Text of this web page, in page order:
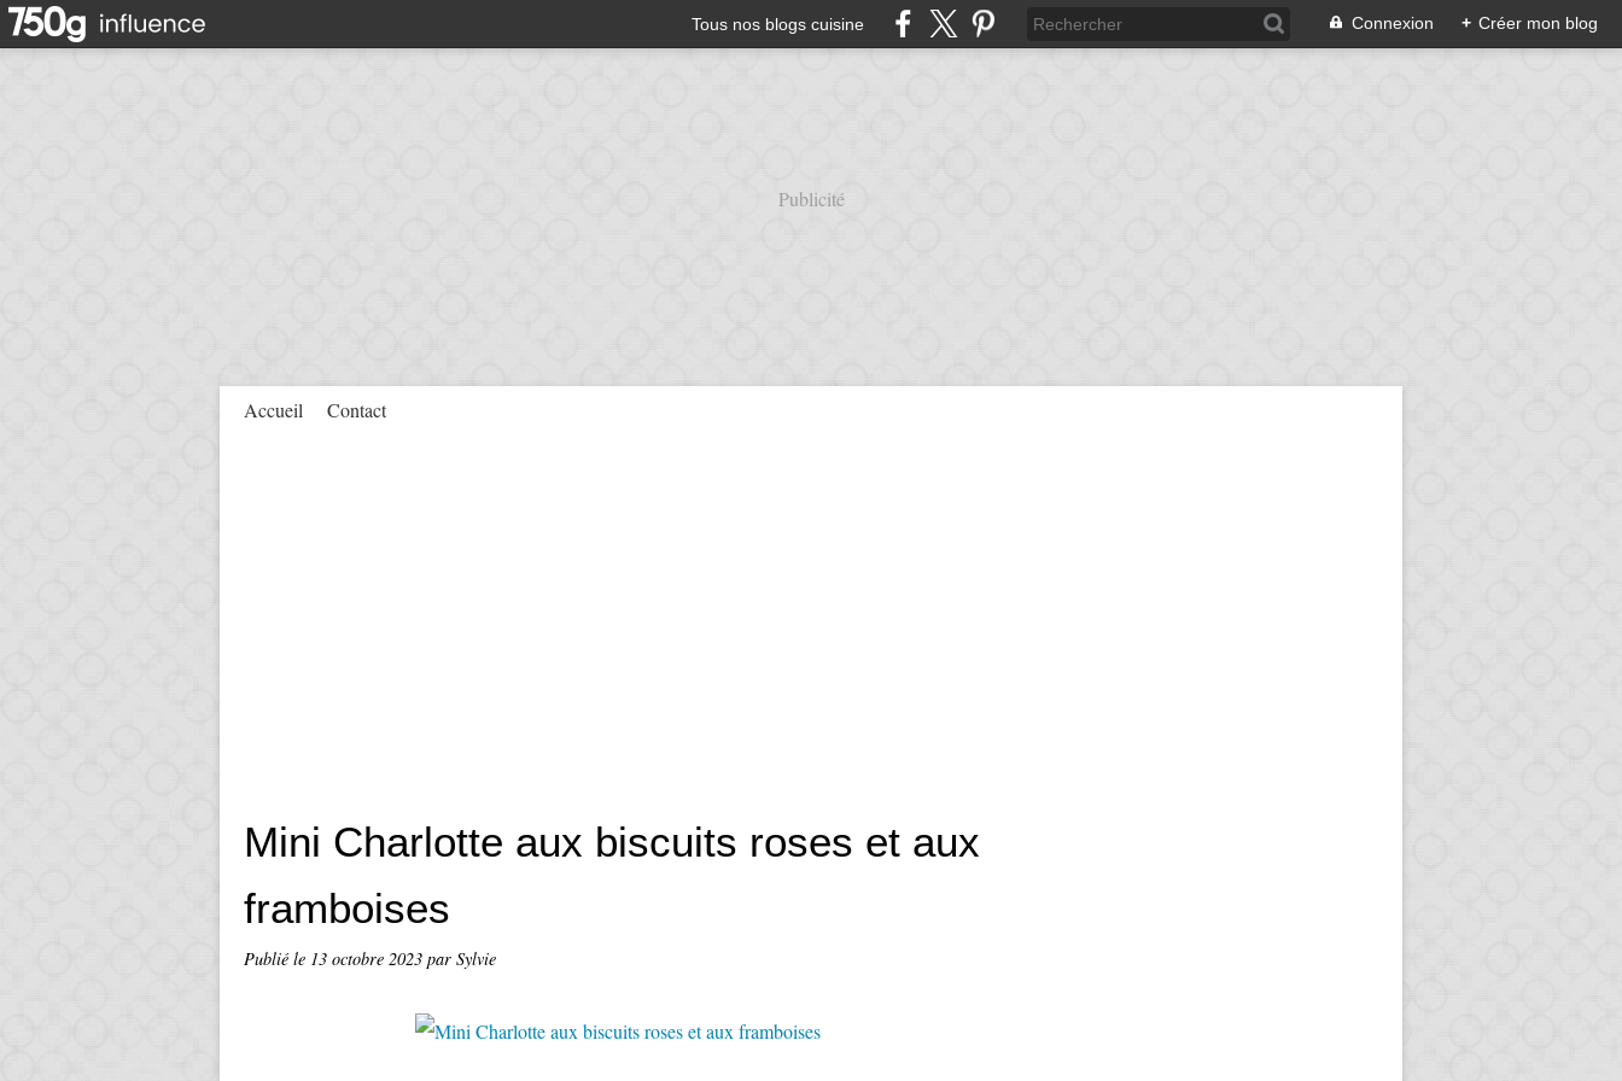
Tous nos blogs cuisine Connexion + Créer mon blog
Publicité
Accueil Contact
Mini Charlotte aux biscuits roses et aux
framboises
Publié le 13 octobre 2023 par Sylvie